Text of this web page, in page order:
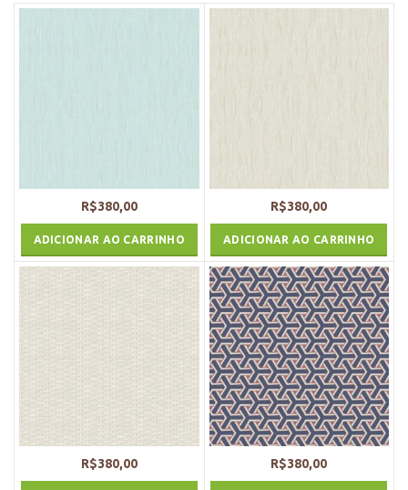
R$380,00
ADICIONAR AO CARRINHO
R$380,00
ADICIONAR AO CARRINHO
R$380,00 R$380,00